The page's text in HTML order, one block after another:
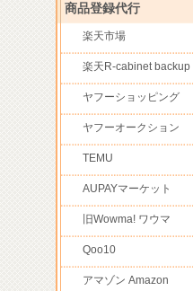
商品登録代行
楽天市場
楽天R-cabinet backup
ヤフーショッピング
ヤフーオークション
TEMU
AUPAYマーケット
旧Wowma! ワウマ
Qoo10
アマゾン Amazon